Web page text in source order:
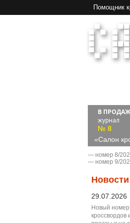
Помощник
В
журнал
№ 8
«Салон
― номер 8/
― номер 9/
Новости
29.07.2026
Новый
кроссвордов